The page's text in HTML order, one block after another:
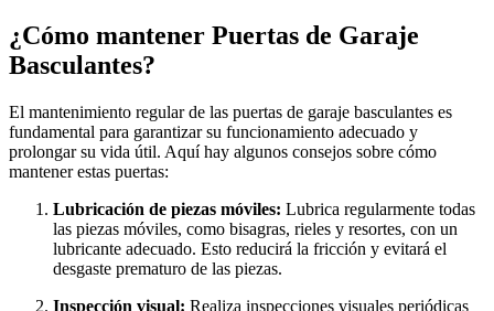
¿Cómo mantener Puertas de Garaje
Basculantes?
El mantenimiento regular de las puertas de garaje basculantes es
fundamental para garantizar su funcionamiento adecuado y
prolongar su vida útil. Aquí hay algunos consejos sobre cómo
mantener estas puertas:
Lubricación de piezas móviles: Lubrica regularmente todas
las piezas móviles, como bisagras, rieles y resortes, con un
lubricante adecuado. Esto reducirá la fricción y evitará el
desgaste prematuro de las piezas.
Inspección visual: Realiza inspecciones visuales periódicas